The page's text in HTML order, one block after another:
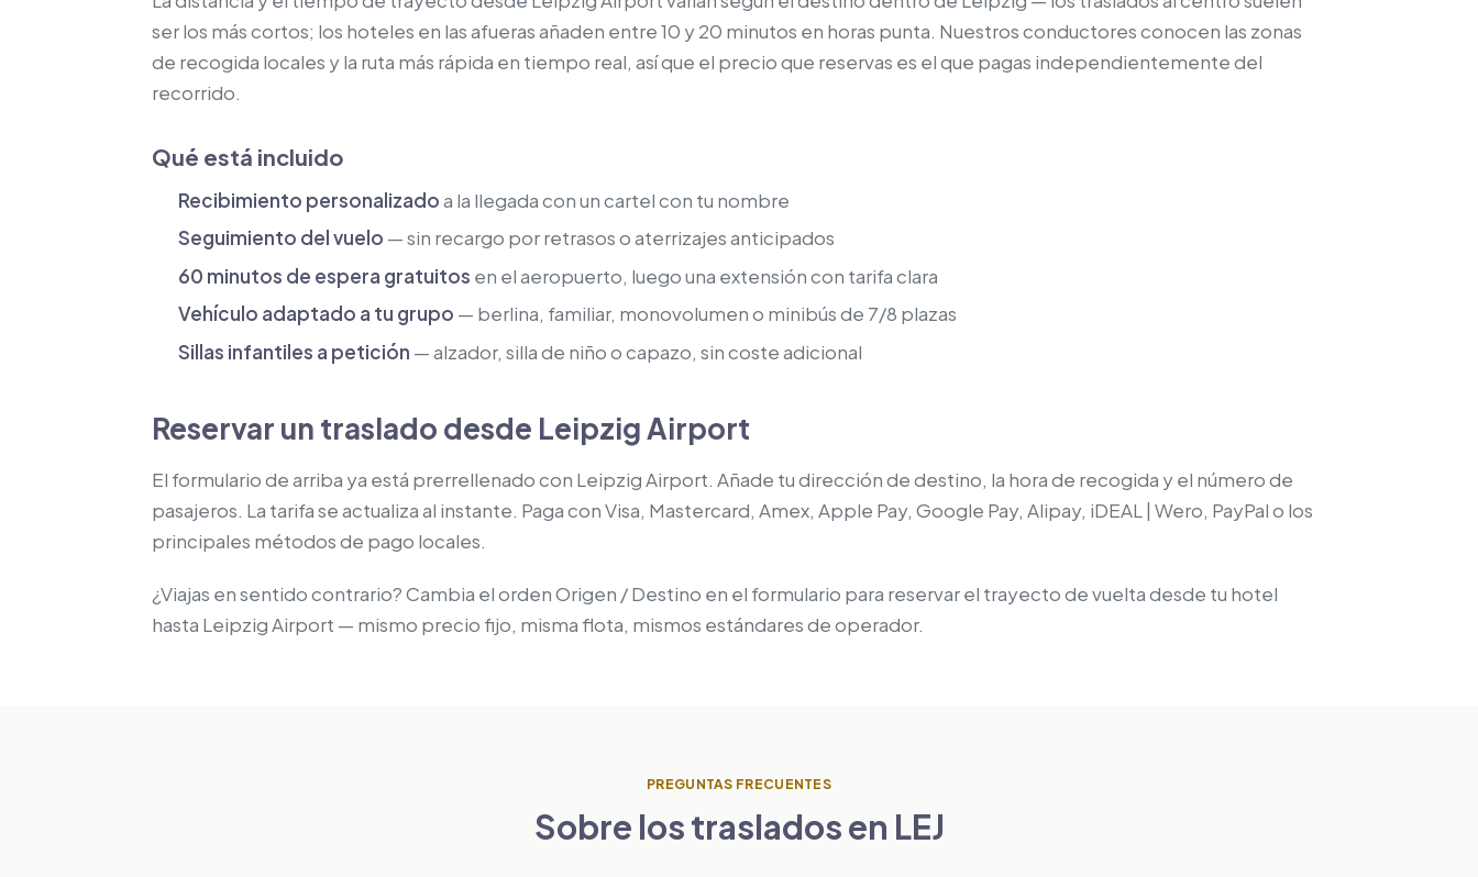
ser los más cortos; los hoteles en las afueras añaden entre 10 y 20 minutos en horas punta. Nuestros conductores conocen las zonas
de recogida locales y la ruta más rápida en tiempo real, así que el precio que reservas es el que pagas independientemente del
recorrido.
Qué está incluido
Recibimiento personalizadoa la llegada con un cartel con tu nombre
Seguimiento del vuelo — sin recargo por retrasos o aterrizajes anticipados
60 minutos de espera gratuitos en el aeropuerto, luego una extensión con tarifa clara
Vehículo adaptado a tu grupo — berlina, familiar, monovolumen o minibús de 7/8 plazas
Sillas infantiles a petición — alzador, silla de niño o capazo, sin coste adicional
Reservar un traslado desde Leipzig Airport
El formulario de arriba ya está prerrellenado con Leipzig Airport. Añade tu dirección de destino, la hora de recogida y el número de
pasajeros. La tarifa se actualiza al instante. Paga con Visa, Mastercard, Amex, Apple Pay, Google Pay, Alipay, iDEAL | Wero, PayPal o los
principales métodos de pago locales.
¿Viajas en sentido contrario? Cambia el orden Origen / Destino en el formulario para reservar el trayecto de vuelta desde tu hotel
hasta Leipzig Airport — mismo precio fijo, misma flota, mismos estándares de operador.
PREGUNTAS FRECUENTES
Sobre los traslados en LEJ